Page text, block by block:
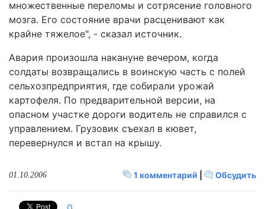
множественные переломы и сотрясение головного
мозга. Его состояние врачи расценивают как
крайне тяжелое", - сказал источник.
Авария произошла накануне вечером, когда
солдаты возвращались в воинскую часть с полей
сельхозпредприятия, где собирали урожай
картофеля. По предварительной версии, на
опасном участке дороги водитель не справился с
управлением. Грузовик съехал в кювет,
перевернулся и встал на крышу.
1 комментарий Обсудить
01.10.2006